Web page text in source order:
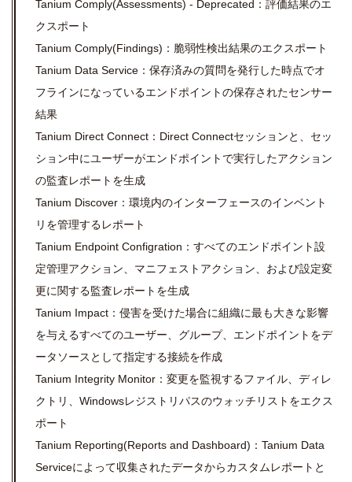
Tanium Comply(Assessments) - Deprecated：評価結果のエ
クスポート
Tanium Comply(Findings)：脆弱性検出結果のエクスポート
Tanium Data Service：保存済みの質問を発行した時点でオ
フラインになっているエンドポイントの保存されたセンサー
結果
Tanium Direct Connect：Direct Connectセッションと、セッ
ション中にユーザーがエンドポイントで実行したアクション
の監査レポートを生成
Tanium Discover：環境内のインターフェースのインベント
リを管理するレポート
Tanium Endpoint Configration：すべてのエンドポイント設
定管理アクション、マニフェストアクション、および設定変
更に関する監査レポートを生成
Tanium Impact：侵害を受けた場合に組織に最も大きな影響
を与えるすべてのユーザー、グループ、エンドポイントをデ
ータソースとして指定する接続を作成
Tanium Integrity Monitor：変更を監視するファイル、ディレ
クトリ、Windowsレジストリパスのウォッチリストをエクス
ポート
Tanium Reporting(Reports and Dashboard)：Tanium Data
Serviceによって収集されたデータからカスタムレポートと